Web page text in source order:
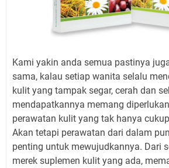
Kami yakin anda semua pastinya
sama, kalau setiap wanita selalu
kulit yang tampak segar, cerah dan
mendapatkannya memang
perawatan kulit yang tak hanya
Akan tetapi perawatan dari dalam
penting untuk mewujudkannya. Dari
merek suplemen kulit yang ada,